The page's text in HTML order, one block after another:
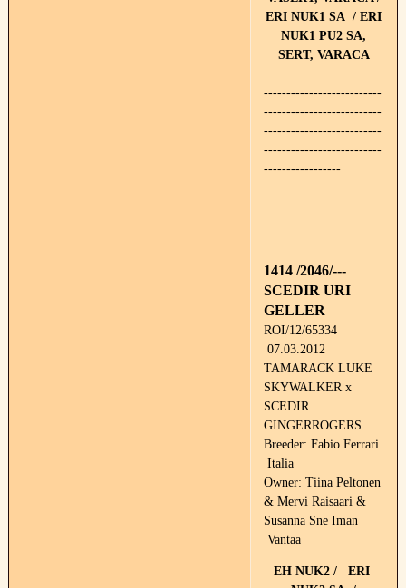
ERI NUK1 SA / ERI
NUK1 PU2 SA,
SERT, VARACA
--------------------------
--------------------------
--------------------------
--------------------------
-----------------
1414 /2046/---
SCEDIR URI
GELLER
ROI/12/65334
07.03.2012
TAMARACK LUKE
SKYWALKER x
SCEDIR
GINGERROGERS
Breeder: Fabio Ferrari
Italia
Owner: Tiina Peltonen
& Mervi Raisaari &
Susanna Sne Iman
Vantaa
EH NUK2 / ERI